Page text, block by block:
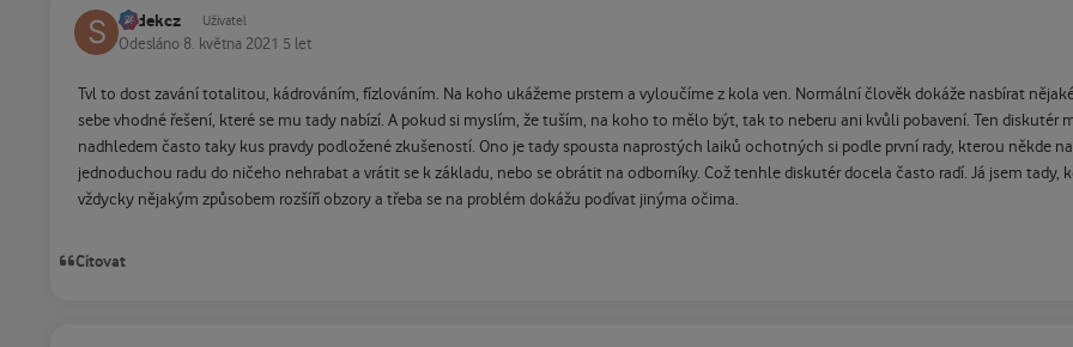
sodekcz Uživatel
Odesláno 8. května 2021 5 let
Tvl to dost zavání totalitou, kádrováním, fízlováním. Na koho ukážeme prstem a vyloučíme z kola ven. Normální člověk dokáže nasbírat
sebe vhodné řešení, které se mu tady nabízí. A pokud si myslím, že tuším, na koho to mělo být, tak to neberu ani kvůli pobavení. Ten
nadhledem často taky kus pravdy podložené zkušeností. Ono je tady spousta naprostých laiků ochotných si podle první rady, kterou někde
jednoduchou radu do ničeho nehrabat a vrátit se k základu, nebo se obrátit na odborníky. Což tenhle diskutér docela často radí. Já jsem tady,
vždycky nějakým způsobem rozšíří obzory a třeba se na problém dokážu podívat jinýma očima.
Citovat